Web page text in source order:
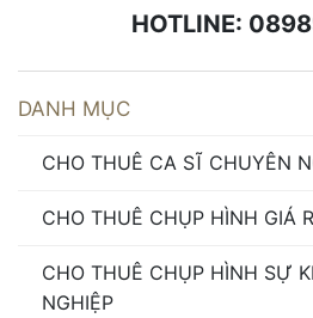
HOTLINE:
DANH MỤC
CHO THUÊ CA SĨ CHUYÊN
CHO THUÊ CHỤP HÌNH GIÁ
CHO THUÊ CHỤP HÌNH SỰ
NGHIỆP